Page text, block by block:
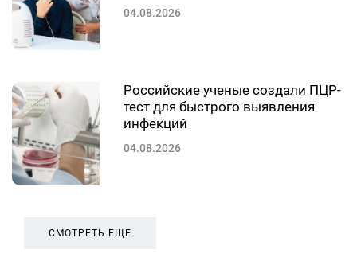
04.08.2026
Российские ученые создали ПЦР-
тест для быстрого выявления
инфекций
04.08.2026
СМОТРЕТЬ ЕЩЕ